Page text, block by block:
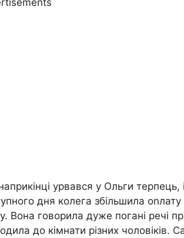
урвався у Ольги
дня колега збільшила
Вона говорила дуже погані речі
до кімнати різних чоловіків.